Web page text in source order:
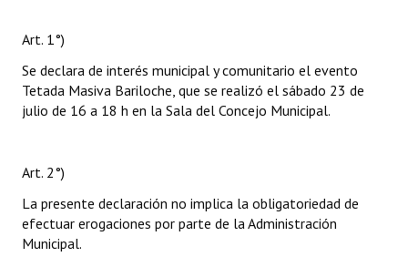
Art. 1°)
Se declara de interés municipal y comunitario el evento
Tetada Masiva Bariloche, que se realizó el sábado 23 de
julio de 16 a 18 h en la Sala del Concejo Municipal.
Art. 2°)
La presente declaración no implica la obligatoriedad de
efectuar erogaciones por parte de la Administración
Municipal.